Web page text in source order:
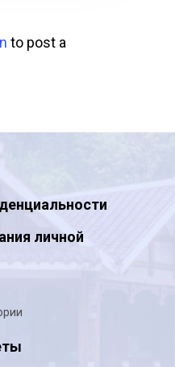
to post a
личной